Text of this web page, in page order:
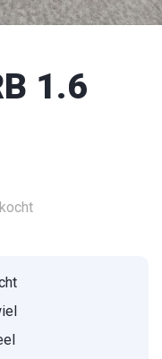
1.6